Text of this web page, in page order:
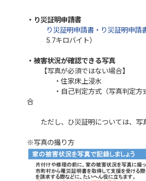
・り災証明申請書
り災証明申請書・り災証明申請
5.7キロバイト）
・被害状況が確認できる写真
【写真が必須ではない場合】
・住家床上浸水
・自己判定方式（写真判定方式
合
ただし、ひ災証明については、写真
※写真の撮り方